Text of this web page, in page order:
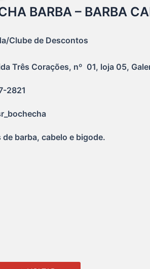
BARBA – BARBA
Clube de Descontos
Três Corações, nº  01, loja 05,
2821
barba, cabelo e bigode.